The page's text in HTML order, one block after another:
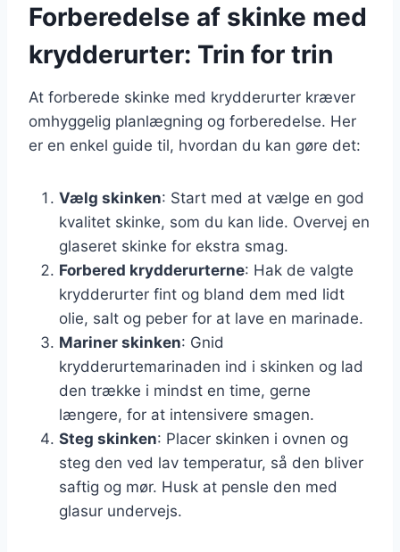
Forberedelse af skinke med
krydderurter: Trin for trin
At forberede skinke med krydderurter kræver
omhyggelig planlægning og forberedelse. Her
er en enkel guide til, hvordan du kan gøre det:
Vælg skinken: Start med at vælge en god
kvalitet skinke, som du kan lide. Overvej en
glaseret skinke for ekstra smag.
Forbered krydderurterne: Hak de valgte
krydderurter fint og bland dem med lidt
olie, salt og peber for at lave en marinade.
Mariner skinken: Gnid
krydderurtemarinaden ind i skinken og lad
den trække i mindst en time, gerne
længere, for at intensivere smagen.
Steg skinken: Placer skinken i ovnen og
steg den ved lav temperatur, så den bliver
saftig og mør. Husk at pensle den med
glasur undervejs.